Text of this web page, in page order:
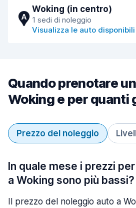
A
Woking (in centro)
1 sedi di noleggio
Visualizza le auto disponibili
Quando prenotare
Woking e per quanti
Prezzo del noleggio
In quale mese i prezzi
a Woking sono più bassi?
Il prezzo del noleggio auto a